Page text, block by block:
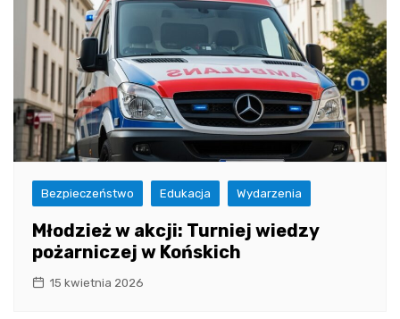
Bezpieczeństwo Edukacja Wydarzenia
Młodzież w akcji: Turniej wiedzy
pożarniczej w Końskich
15 kwietnia 2026